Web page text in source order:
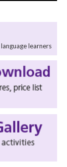
learners